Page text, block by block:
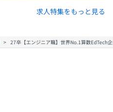
求人特集をもっと見る
27卒【エンジニア職】世界No.1算数EdTech